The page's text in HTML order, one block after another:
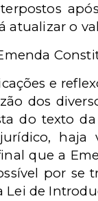
atualizar o
e
dos
do texto
que a
por se
Lei de